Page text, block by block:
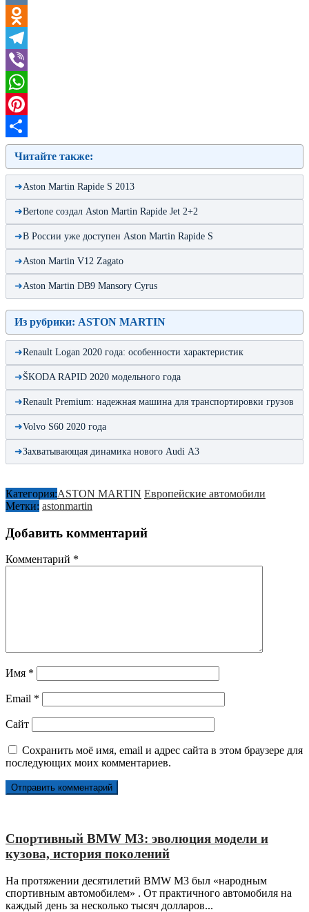
VK
Odnoklassniki
Telegram
Viber
WhatsApp
Pinterest
Отправить
Читайте также:
Aston Martin Rapide S 2013
Bertone создал Aston Martin Rapide Jet 2+2
В России уже доступен Aston Martin Rapide S
Aston Martin V12 Zagato
Aston Martin DB9 Mansory Cyrus
Из рубрики: ASTON MARTIN
Renault Logan 2020 года: особенности характеристик
ŠKODA RAPID 2020 модельного года
Renault Premium: надежная машина для транспортировки грузов
Volvo S60 2020 года
Захватывающая динамика нового Audi А3
Категория:ASTON MARTIN Европейские автомобили
Метки: astonmartin
Добавить комментарий
Комментарий *
Имя *
Email *
Сайт
Сохранить моё имя, email и адрес сайта в этом браузере для
последующих моих комментариев.
Спортивный BMW M3: эволюция модели и
кузова, история поколений
На протяжении десятилетий BMW M3 был «народным
спортивным автомобилем» . От практичного автомобиля на
каждый день за несколько тысяч долларов...